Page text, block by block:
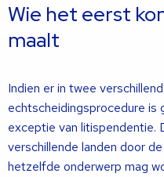
Wie het eerst
maalt
Indien er in twee
echtscheidingsprocedure is
exceptie van litispendentie.
verschillende landen door
hetzelfde onderwerp mag